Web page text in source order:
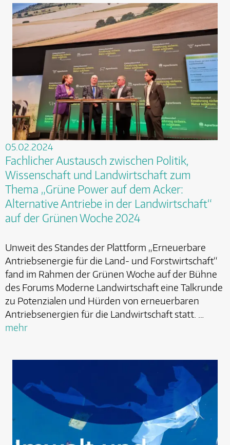
05.02.2024
Fachlicher Austausch zwischen Politik,
Wissenschaft und Landwirtschaft zum
Thema „Grüne Power auf dem Acker:
Alternative Antriebe in der Landwirtschaft“
auf der Grünen Woche 2024
Unweit des Standes der Plattform „Erneuerbare
Antriebsenergie für die Land- und Forstwirtschaft“
fand im Rahmen der Grünen Woche auf der Bühne
des Forums Moderne Landwirtschaft eine Talkrunde
zu Potenzialen und Hürden von erneuerbaren
Antriebsenergien für die Landwirtschaft statt. …
mehr